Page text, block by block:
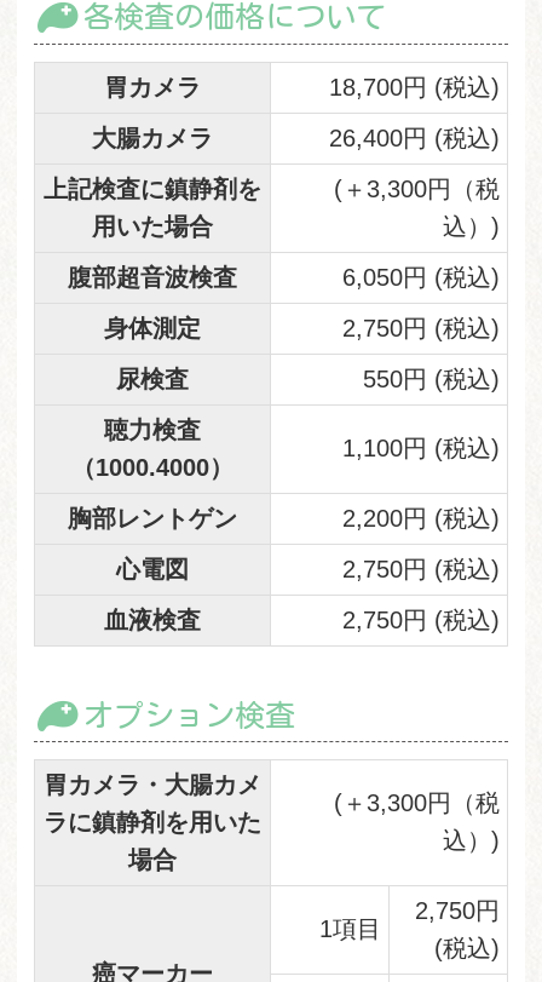
各検査の価格について
胃カメラ
18,700円 (税込)
大腸カメラ
26,400円 (税込)
上記検査に鎮静剤を
用いた場合
(＋3,300円（税
込）)
腹部超音波検査
6,050円 (税込)
身体測定
2,750円 (税込)
尿検査
550円 (税込)
聴力検査
（1000.4000）
1,100円 (税込)
胸部レントゲン
2,200円 (税込)
心電図
2,750円 (税込)
血液検査
2,750円 (税込)
オプション検査
胃カメラ・大腸カメ
ラに鎮静剤を用いた
場合
(＋3,300円（税
込）)
癌マーカー
1項目
2,750円
(税込)